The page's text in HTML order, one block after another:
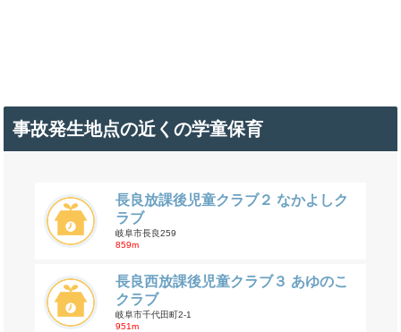
事故発生地点の近くの学童保育
長良放課後児童クラブ２ なかよしク
ラブ
岐阜市長良259
859m
長良西放課後児童クラブ３ あゆのこ
クラブ
岐阜市千代田町2-1
951m